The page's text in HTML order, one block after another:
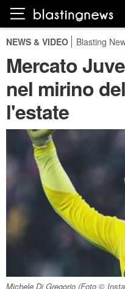
NEWS & VIDEO Blasting
Mercato
nel mirino
l'estate
Michele Di Gregorio (Foto ©